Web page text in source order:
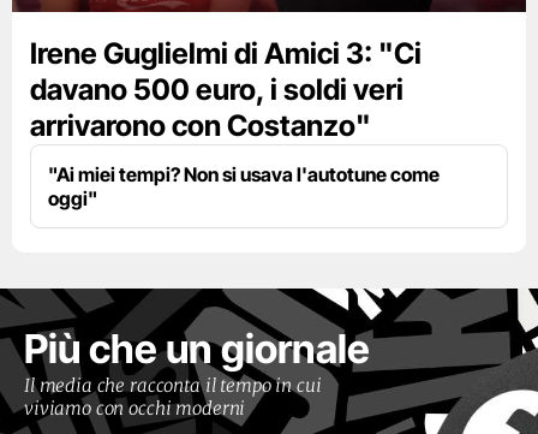
Irene Guglielmi di Amici 3: "Ci
davano 500 euro, i soldi veri
arrivarono con Costanzo"
"Ai miei tempi? Non si usava l'autotune come
oggi"
Più che un giornale
Il media che racconta il tempo in cui
viviamo con occhi moderni